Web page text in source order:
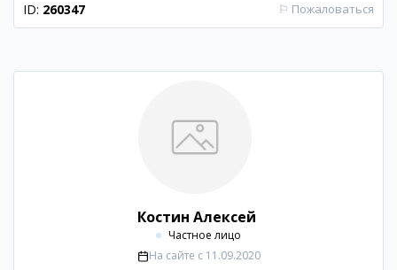
ID: 260347 ⚐ Пожаловаться
Костин Алексей
Частное лицо
На сайте с 11.09.2020